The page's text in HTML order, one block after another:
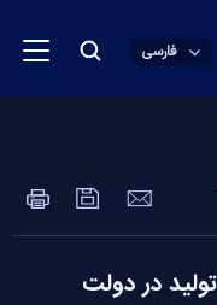
فارسی
در دولت